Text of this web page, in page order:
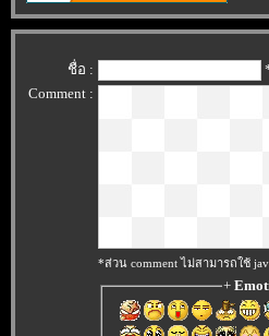
ชื่อ :
Comment :
*ส่วน comment ไม่สามารถใช้
+